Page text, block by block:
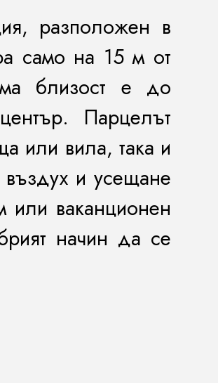
разположен в
само на 15 м от
близост е до
Парцелът
или вила, така и
въздух и усещане
или ваканционен
начин да се